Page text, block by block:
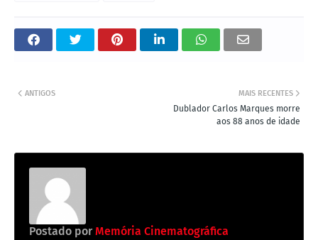
MAIS RECENTES
Dublador Carlos Marques morre
aos 88 anos de idade
ANTIGOS
Postado por Memória Cinematográfica